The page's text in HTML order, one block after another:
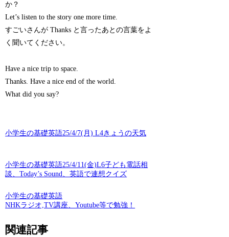
か？
Let’s listen to the story one more time.
すごいさんが Thanks と言ったあとの言葉をよ
く聞いてください。
Have a nice trip to space.
Thanks. Have a nice end of the world.
What did you say?
小学生の基礎英語25/4/7(月) L4きょうの天気
小学生の基礎英語25/4/11(金)L6子ども電話相
談、Today’s Sound、英語で連想クイズ
小学生の基礎英語
NHKラジオ,TV講座、Youtube等で勉強！
関連記事